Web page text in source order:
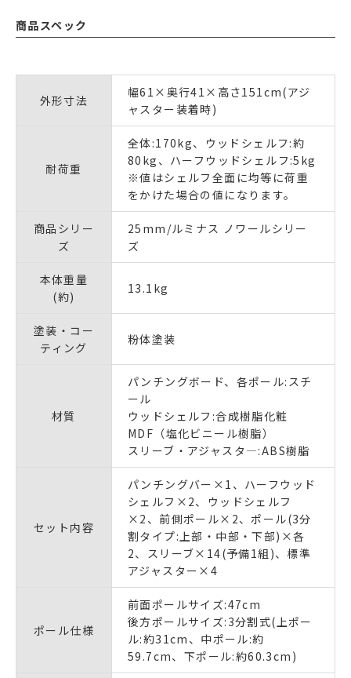
商品スペック
外形寸法
幅61×奥行41×高さ151cm(アジ
ャスター装着時)
耐荷重
全体:170kg、ウッドシェルフ:約
80kg、ハーフウッドシェルフ:5kg
※値はシェルフ全面に均等に荷重
をかけた場合の値になります。
商品シリー
ズ
25mm/ルミナス ノワールシリー
ズ
本体重量
(約)
13.1kg
塗装・コー
ティング
粉体塗装
材質
パンチングボード、各ポール:スチ
ール
ウッドシェルフ:合成樹脂化粧
MDF（塩化ビニール樹脂）
スリーブ・アジャスタ―:ABS樹脂
セット内容
パンチングバー×1、ハーフウッド
シェルフ×2、ウッドシェルフ
×2、前側ポール×2、ポール(3分
割タイプ:上部・中部・下部)×各
2、スリーブ×14(予備1組)、標準
アジャスター×4
ポール仕様
前面ポールサイズ:47cm
後方ポールサイズ:3分割式(上ポー
ル:約31cm、中ポール:約
59.7cm、下ポール:約60.3cm)